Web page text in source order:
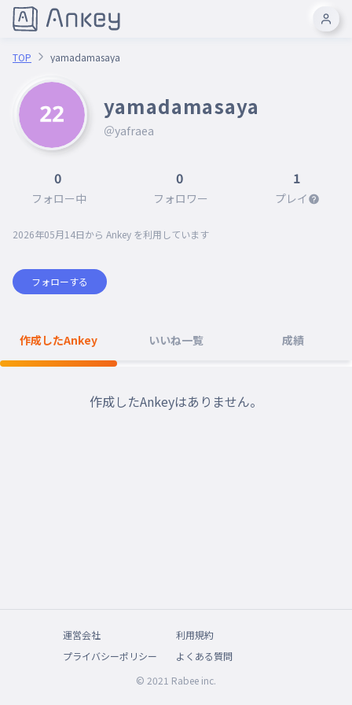
TOP yamadamasaya
yamadamasaya
＠yafraea
0
フォロー中
0
フォロワー
1
プレイ
2026年05月14日から Ankey を利用しています
フォローする
作成したAnkey いいね一覧 成績
作成したAnkeyはありません。
運営会社
利用規約
プライバシーポリシー
よくある質問
© 2021 Rabee inc.